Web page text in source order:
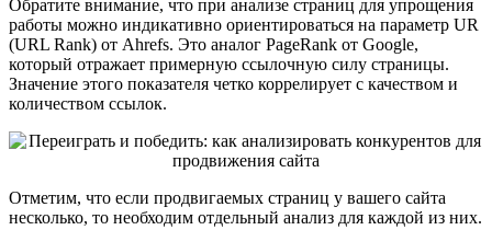
Обратите внимание, что при анализе страниц для упрощения
работы можно индикативно ориентироваться на параметр UR
(URL Rank) от Ahrefs. Это аналог PageRank от Google,
который отражает примерную ссылочную силу страницы.
Значение этого показателя четко коррелирует с качеством и
количеством ссылок.
Отметим, что если продвигаемых страниц у вашего сайта
несколько, то необходим отдельный анализ для каждой из них.